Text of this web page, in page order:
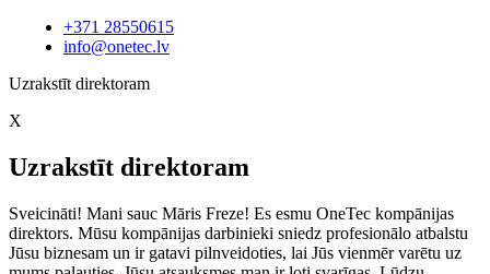
+371 28550615
info@onetec.lv
Uzrakstīt direktoram
X
Uzrakstīt direktoram
Sveicināti! Mani sauc Māris Freze! Es esmu OneTec kompānijas
direktors. Mūsu kompānijas darbinieki sniedz profesionālo atbalstu
Jūsu biznesam un ir gatavi pilnveidoties, lai Jūs vienmēr varētu uz